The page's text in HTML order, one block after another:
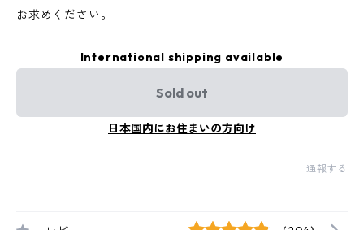
お求めください。
International shipping available
Sold out
日本国内にお住まいの方向け
通報する